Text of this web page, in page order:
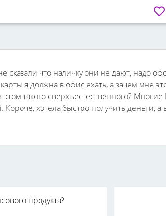
что наличку они не дают, надо
я должна в офис ехать, а зачем мне
такого сверхъестественного?
хотела быстро получить деньги, а
продукта?